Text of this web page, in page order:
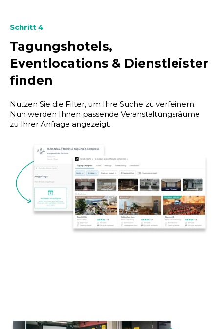
Schritt 4
Tagungshotels,
Eventlocations & Dienstleister
finden
Nutzen Sie die Filter, um Ihre Suche zu verfeinern.
Nun werden Ihnen passende Veranstaltungsräume
zu Ihrer Anfrage angezeigt.